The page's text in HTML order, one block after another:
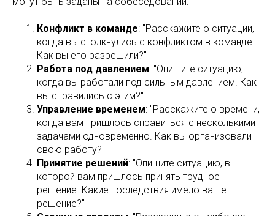
Конфликт в команде: "Расскажите о ситуации,
когда вы столкнулись с конфликтом в команде.
Как вы его разрешили?"
Работа под давлением: "Опишите ситуацию,
когда вы работали под сильным давлением. Как
вы справились с этим?"
Управление временем: "Расскажите о времени,
когда вам пришлось справиться с несколькими
задачами одновременно. Как вы организовали
свою работу?"
Принятие решений: "Опишите ситуацию, в
которой вам пришлось принять трудное
решение. Какие последствия имело ваше
решение?"